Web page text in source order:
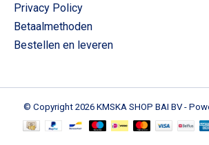
Privacy Policy
Betaalmethoden
Bestellen en leveren
© Copyright 2026 KMSKA SHOP BAI BV -